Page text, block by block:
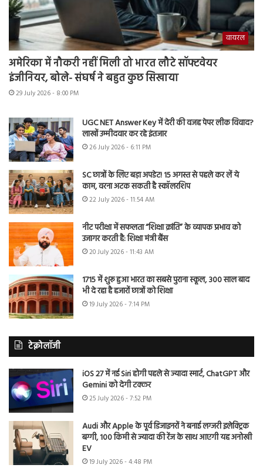
वायरल
अमेरिका में नौकरी नहीं मिली तो भारत लौटे सॉफ्टवेयर
इंजीनियर, बोले- संघर्ष ने बहुत कुछ सिखाया
29 July 2026 - 8:00 PM
UGC NET Answer Key में देरी की वजह पेपर लीक विवाद?
लाखों उम्मीदवार कर रहे इंतजार
26 July 2026 - 6:11 PM
SC छात्रों के लिए बड़ा अपडेट! 15 अगस्त से पहले कर लें ये
काम, वरना अटक सकती है स्कॉलरशिप
22 July 2026 - 11:54 AM
नीट परीक्षा में सफलता “शिक्षा क्रांति” के व्यापक प्रभाव को
उजागर करती है: शिक्षा मंत्री बैंस
20 July 2026 - 11:43 AM
1715 में शुरू हुआ भारत का सबसे पुराना स्कूल, 300 साल बाद
भी दे रहा है हजारों छात्रों को शिक्षा
19 July 2026 - 7:14 PM
टेक्नोलॉजी
iOS 27 में नई Siri होगी पहले से ज्यादा स्मार्ट, ChatGPT और
Gemini को देगी टक्कर
25 July 2026 - 7:52 PM
Audi और Apple के पूर्व डिजाइनरों ने बनाई लग्जरी इलेक्ट्रिक
बग्गी, 100 किमी से ज्यादा की रेंज के साथ आएगी यह अनोखी
EV
19 July 2026 - 4:48 PM